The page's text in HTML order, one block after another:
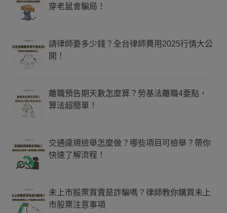
穿老鼠會騙局！
請律師要多少錢？全台律師費用2025行情大公
開！
離職預告期天數怎麼算？勞基法離職4要點，
算法超簡單！
交通違規檢舉怎麼做？哪些項目可檢舉？帶你
快速了解流程！
未上市股票買賣是詐騙嗎？律師教你購買未上
市股票注意事項